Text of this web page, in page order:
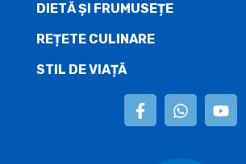
DIETĂ ŞI FRUMUSEȚE
REȚETE CULINARE
STIL DE VIAȚĂ